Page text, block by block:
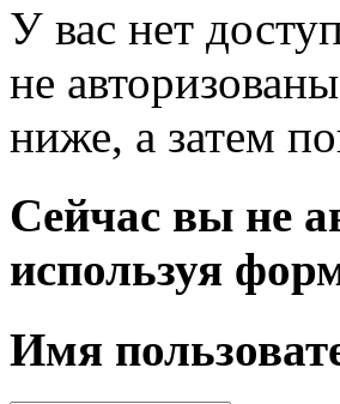
У вас нет
не
ниже, а затем
Сейчас вы не
используя
Имя